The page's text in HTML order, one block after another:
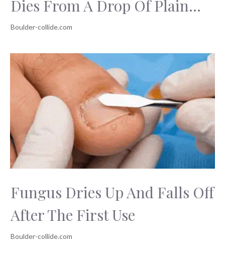
Dies From A Drop Of Plain...
Fungus Dries Up And Falls Off
After The First Use